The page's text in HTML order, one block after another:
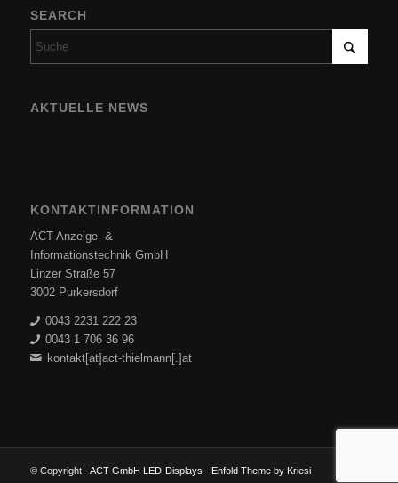
SEARCH
AKTUELLE NEWS
KONTAKTINFORMATION
ACT Anzeige- &
Informationstechnik GmbH
Linzer Straße 57
3002 Purkersdorf
0043 2231 222 23
0043 1 706 36 96
kontakt[at]act-thielmann[.]at
© Copyright -ACT GmbH LED-Displays - Enfold Theme by Kriesi